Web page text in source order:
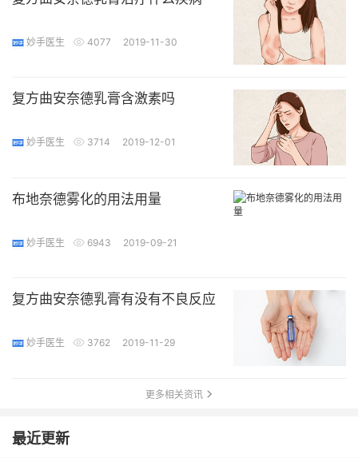
妙手医生 4077 2019-11-30
复方曲安奈德乳膏含激素吗
妙手医生 3714 2019-12-01
布地奈德雾化的用法用量
妙手医生 6943 2019-09-21
复方曲安奈德乳膏有没有不良反应
妙手医生 3762 2019-11-29
更多相关资讯
最近更新